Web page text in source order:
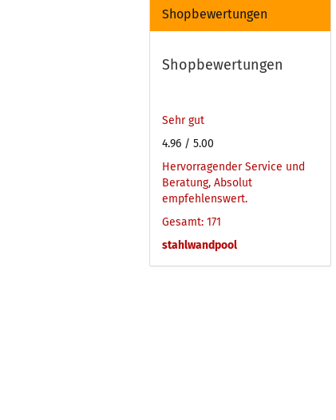
Shopbewertungen
Shopbewertungen
Sehr gut
4.96 / 5.00
Hervorragender Service und
Beratung, Absolut
empfehlenswert.
Gesamt: 171
stahlwandpool